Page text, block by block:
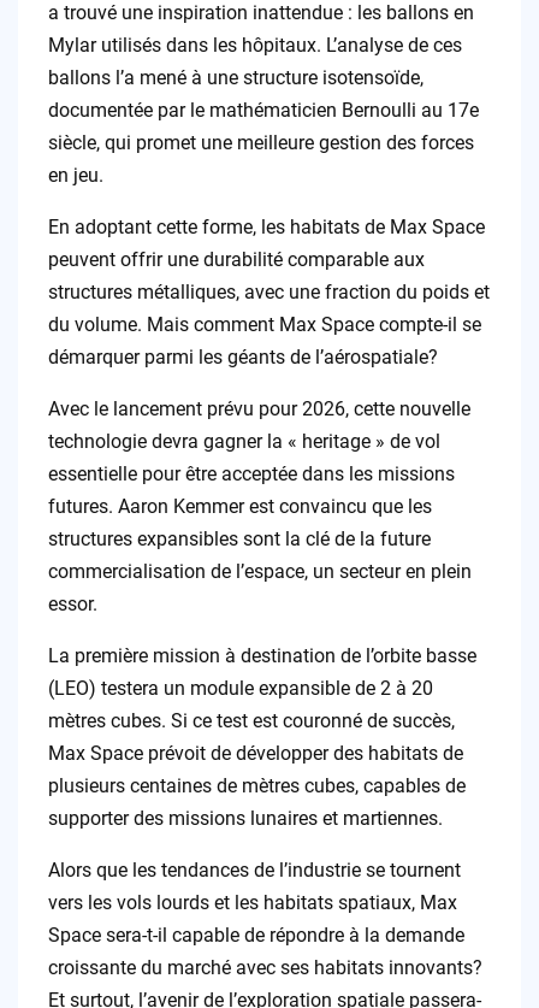
a trouvé une inspiration inattendue : les ballons en
Mylar utilisés dans les hôpitaux. L’analyse de ces
ballons l’a mené à une structure isotensoïde,
documentée par le mathématicien Bernoulli au 17e
siècle, qui promet une meilleure gestion des forces
en jeu.
En adoptant cette forme, les habitats de Max Space
peuvent offrir une durabilité comparable aux
structures métalliques, avec une fraction du poids et
du volume. Mais comment Max Space compte-il se
démarquer parmi les géants de l’aérospatiale?
Avec le lancement prévu pour 2026, cette nouvelle
technologie devra gagner la « heritage » de vol
essentielle pour être acceptée dans les missions
futures. Aaron Kemmer est convaincu que les
structures expansibles sont la clé de la future
commercialisation de l’espace, un secteur en plein
essor.
La première mission à destination de l’orbite basse
(LEO) testera un module expansible de 2 à 20
mètres cubes. Si ce test est couronné de succès,
Max Space prévoit de développer des habitats de
plusieurs centaines de mètres cubes, capables de
supporter des missions lunaires et martiennes.
Alors que les tendances de l’industrie se tournent
vers les vols lourds et les habitats spatiaux, Max
Space sera-t-il capable de répondre à la demande
croissante du marché avec ses habitats innovants?
Et surtout, l’avenir de l’exploration spatiale passera-